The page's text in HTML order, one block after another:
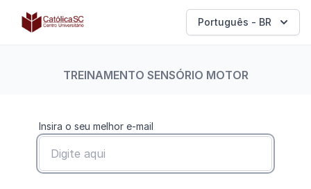
Católica SC | Experts Português - BR
TREINAMENTO SENSÓRIO MOTOR
Insira o seu melhor e-mail